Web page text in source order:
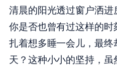
清晨的阳光透过窗户洒进
你是否也曾有过这样的
扎着想多睡一会儿，最
天？这种小小的坚持，